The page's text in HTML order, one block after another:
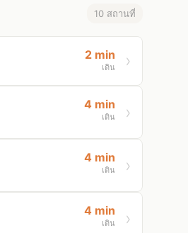
10 สถานที่
2 min
เดิน
4 min
เดิน
4 min
เดิน
4 min
เดิน